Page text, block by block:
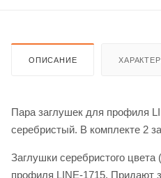
ОПИСАНИЕ
Пара заглушек для профиля
серебристый. В комплекте 2
Заглушки серебристого
профиля LINE-1715. Придают